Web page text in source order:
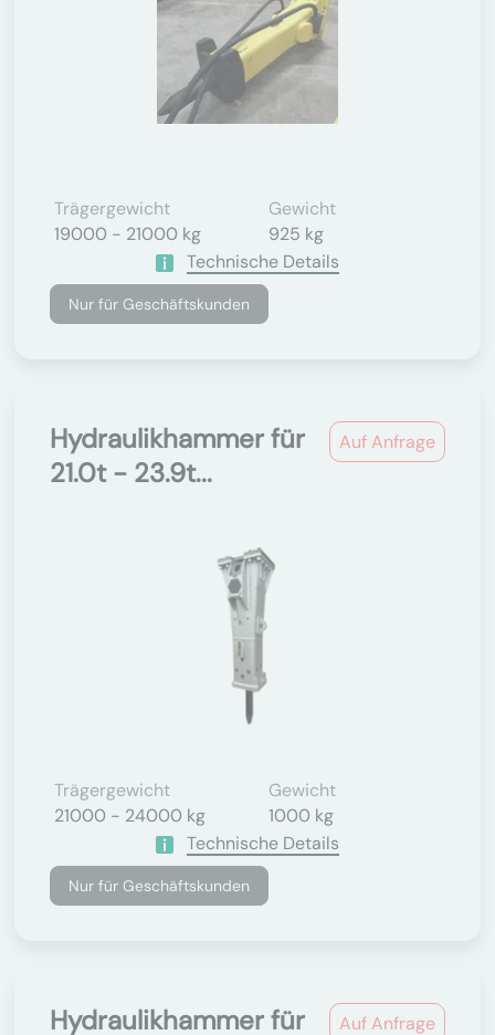
Trägergewicht
19000 - 21000 kg
Gewicht
925 kg
Technische Details
Nur für Geschäftskunden
Auf Anfrage
Hydraulikhammer für
21.0t - 23.9t...
Trägergewicht
21000 - 24000 kg
Gewicht
1000 kg
Technische Details
Nur für Geschäftskunden
Auf Anfrage
Hydraulikhammer für